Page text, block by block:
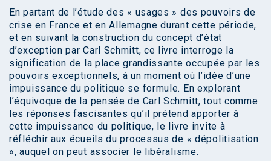
En partant de l’étude des « usages » des pouvoirs de
crise en France et en Allemagne durant cette période,
et en suivant la construction du concept d’état
d’exception par Carl Schmitt, ce livre interroge la
signification de la place grandissante occupée par les
pouvoirs exceptionnels, à un moment où l’idée d’une
impuissance du politique se formule. En explorant
l’équivoque de la pensée de Carl Schmitt, tout comme
les réponses fascisantes qu’il prétend apporter à
cette impuissance du politique, le livre invite à
réfléchir aux écueils du processus de « dépolitisation
», auquel on peut associer le libéralisme.